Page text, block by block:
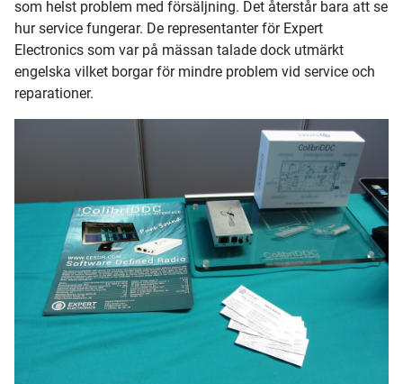
som helst problem med försäljning. Det återstår bara att se
hur service fungerar. De representanter för Expert
Electronics som var på mässan talade dock utmärkt
engelska vilket borgar för mindre problem vid service och
reparationer.